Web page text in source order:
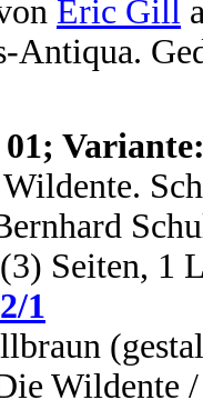
Eric Gill
Antiqua.
Seiten, 1
1
Wildente